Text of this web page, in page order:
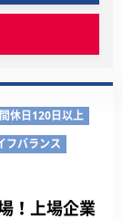
休日120日以上
フバランス
！上場企業